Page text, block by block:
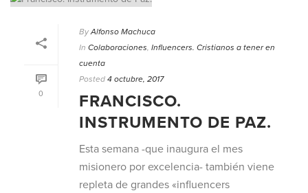
0
By Alfonso Machuca
In Colaboraciones, Influencers. Cristianos a tener en
cuenta
Posted 4 octubre, 2017
FRANCISCO.
INSTRUMENTO DE PAZ.
Esta semana -que inaugura el mes
misionero por excelencia- también viene
repleta de grandes «influencers